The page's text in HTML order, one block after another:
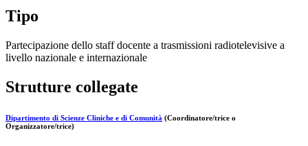
Tipo
Partecipazione dello staff docente a trasmissioni radiotelevisive a
livello nazionale e internazionale
Strutture collegate
Dipartimento di Scienze Cliniche e di Comunità (Coordinatore/trice o
Organizzatore/trice)